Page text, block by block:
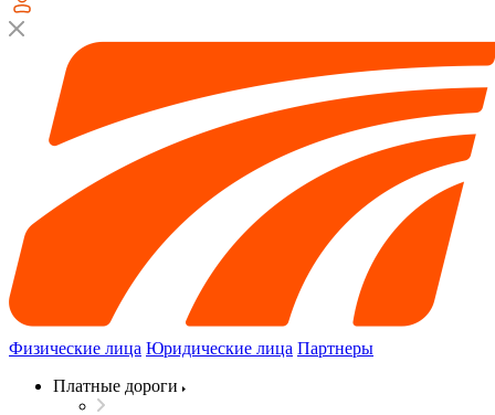
Физические лица Юридические лица Партнеры
Платные дороги